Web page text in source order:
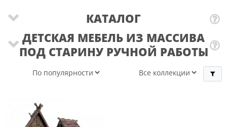
ДЕТСКАЯ МЕБЕЛЬ ИЗ МАССИВА
ПОД СТАРИНУ РУЧНОЙ РАБОТЫ
КАТАЛОГ